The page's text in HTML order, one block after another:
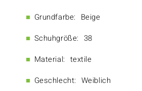
Grundfarbe: Beige
Schuhgröße: 38
Material: textile
Geschlecht: Weiblich